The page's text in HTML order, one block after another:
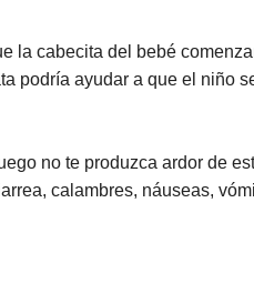
la cabecita del bebé
podría ayudar a que el niño
no te produzca ardor de
calambres, náuseas,